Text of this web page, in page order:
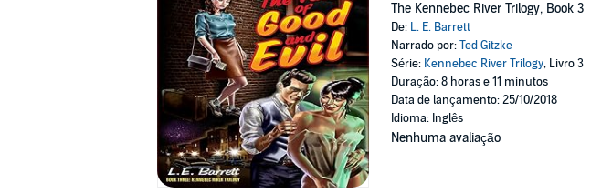
The Kennebec River Trilogy, Book 3
De: L. E. Barrett
Narrado por:Ted Gitzke
Série: Kennebec River Trilogy, Livro 3
Duração: 8 horas e 11 minutos
Data de lançamento: 25/10/2018
Idioma: Inglês
Nenhuma avaliação